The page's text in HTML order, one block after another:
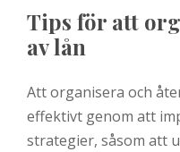
Tips för att
av lån
Att organisera och
effektivt genom att
strategier, såsom att